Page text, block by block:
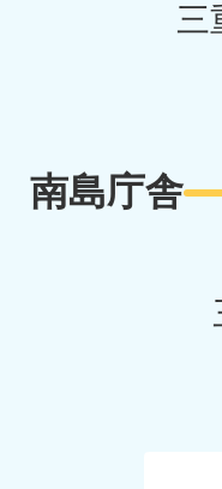
三
南島庁舎